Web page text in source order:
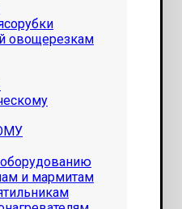
овощерезкам
и мармитам